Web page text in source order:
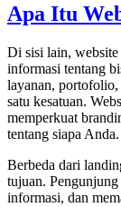
Apa Itu
Di sisi lain, website
informasi tentang
layanan, portofolio,
satu kesatuan.
memperkuat
tentang siapa Anda.
Berbeda dari
tujuan. Pengunjung
informasi, dan